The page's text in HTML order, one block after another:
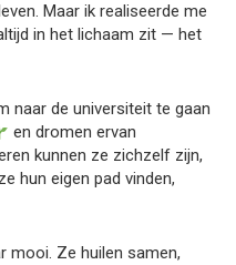
Maar ik realiseerde me
in het lichaam zit — het
naar de universiteit te gaan
en dromen ervan
kunnen ze zichzelf zijn,
hun eigen pad vinden,
mooi. Ze huilen samen,